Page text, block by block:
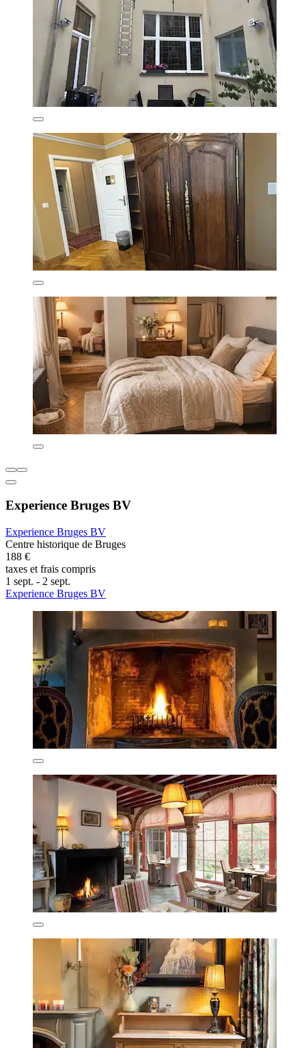
Experience Bruges BV
Experience Bruges BV
Centre historique de Bruges
188 €
taxes et frais compris
1 sept. - 2 sept.
Experience Bruges BV